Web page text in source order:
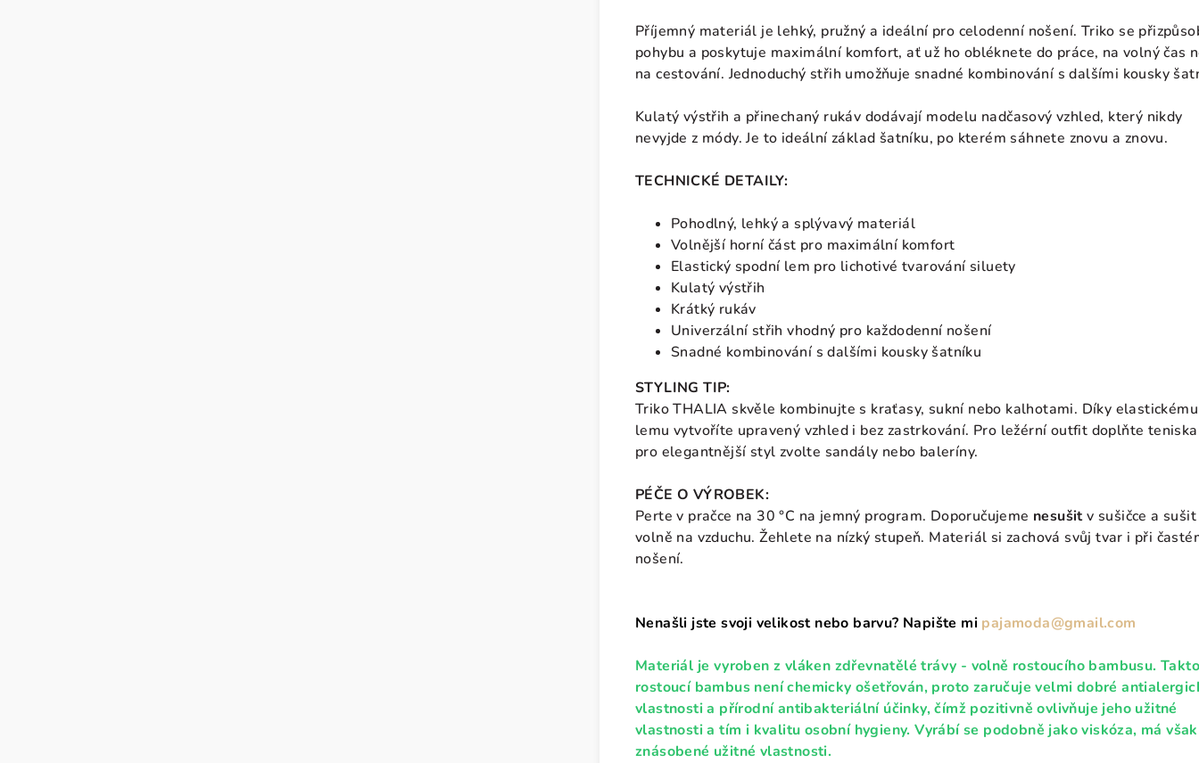
Příjemný materiál je lehký, pružný a ideální pro celodenní nošení. Triko se
pohybu a poskytuje maximální komfort, ať už ho obléknete do práce, na volný čas
na cestování. Jednoduchý střih umožňuje snadné kombinování s dalšími kousky
Kulatý výstřih a přinechaný rukáv dodávají modelu nadčasový vzhled, který nikdy
nevyjde z módy. Je to ideální základ šatníku, po kterém sáhnete znovu a znovu.
TECHNICKÉ DETAILY:
Pohodlný, lehký a splývavý materiál
Volnější horní část pro maximální komfort
Elastický spodní lem pro lichotivé tvarování siluety
Kulatý výstřih
Krátký rukáv
Univerzální střih vhodný pro každodenní nošení
Snadné kombinování s dalšími kousky šatníku
STYLING TIP:
Triko THALIA skvěle kombinujte s kraťasy, sukní nebo kalhotami. Díky elastickému
lemu vytvoříte upravený vzhled i bez zastrkování. Pro ležérní outfit doplňte
pro elegantnější styl zvolte sandály nebo baleríny.
PÉČE O VÝROBEK:
Perte v pračce na 30 °C na jemný program. Doporučujeme nesušitv sušičce a sušit
volně na vzduchu. Žehlete na nízký stupeň. Materiál si zachová svůj tvar i při
nošení.
Nenašli jste svoji velikost nebo barvu? Napište mi pajamoda@gmail.com
Materiál je vyroben z vláken zdřevnatělé trávy - volně rostoucího bambusu.
rostoucí bambus není chemicky ošetřován, proto zaručuje velmi dobré
vlastnosti a přírodní antibakteriální účinky, čímž pozitivně ovlivňuje jeho užitné
vlastnosti a tím i kvalitu osobní hygieny. Vyrábí se podobně jako viskóza, má
znásobené užitné vlastnosti.